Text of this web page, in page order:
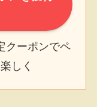
クーポンでペ
しく